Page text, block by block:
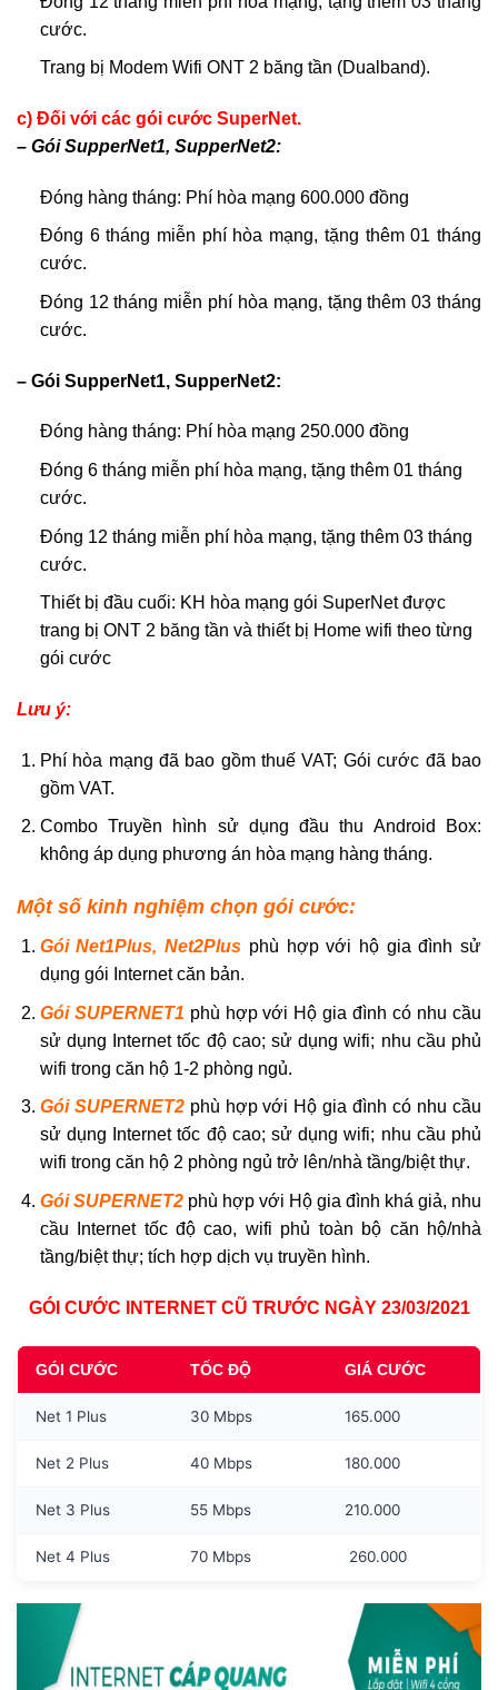
cước.
Trang bị Modem Wifi ONT 2 băng tần (Dualband).
c) Đối với các gói cước SuperNet.
– Gói SupperNet1, SupperNet2:
Đóng hàng tháng: Phí hòa mạng 600.000 đồng
Đóng 6 tháng miễn phí hòa mạng, tặng thêm 01 tháng
cước.
Đóng 12 tháng miễn phí hòa mạng, tặng thêm 03 tháng
cước.
– Gói SupperNet1, SupperNet2:
Đóng hàng tháng: Phí hòa mạng 250.000 đồng
Đóng 6 tháng miễn phí hòa mạng, tặng thêm 01 tháng
cước.
Đóng 12 tháng miễn phí hòa mạng, tặng thêm 03 tháng
cước.
Thiết bị đầu cuối: KH hòa mạng gói SuperNet được
trang bị ONT 2 băng tần và thiết bị Home wifi theo từng
gói cước
Lưu ý:
Phí hòa mạng đã bao gồm thuế VAT; Gói cước đã bao
gồm VAT.
Combo Truyền hình sử dụng đầu thu Android Box:
không áp dụng phương án hòa mạng hàng tháng.
Một số kinh nghiệm chọn gói cước:
Gói Net1Plus, Net2Plus phù hợp với hộ gia đình sử
dụng gói Internet căn bản.
Gói SUPERNET1 phù hợp với Hộ gia đình có nhu cầu
sử dụng Internet tốc độ cao; sử dụng wifi; nhu cầu phủ
wifi trong căn hộ 1-2 phòng ngủ.
Gói SUPERNET2phù hợp với Hộ gia đình có nhu cầu
sử dụng Internet tốc độ cao; sử dụng wifi; nhu cầu phủ
wifi trong căn hộ 2 phòng ngủ trở lên/nhà tầng/biệt thự.
Gói SUPERNET2phù hợp với Hộ gia đình khá giả, nhu
cầu Internet tốc độ cao, wifi phủ toàn bộ căn hộ/nhà
tầng/biệt thự; tích hợp dịch vụ truyền hình.
GÓI CƯỚC INTERNET CŨ TRƯỚC NGÀY 23/03/2021
GÓI CƯỚC TỐC ĐỘ GIÁ CƯỚC
Net 1 Plus 30 Mbps 165.000
Net 2 Plus 40 Mbps 180.000
Net 3 Plus 55 Mbps 210.000
Net 4 Plus 70 Mbps 260.000